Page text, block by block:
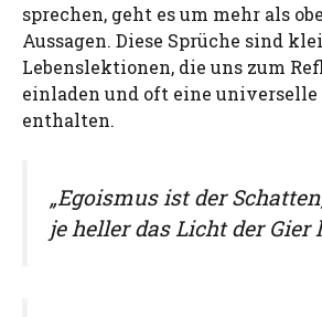
sprechen, geht es um mehr als
Aussagen. Diese Sprüche sind
Lebenslektionen, die uns zum
einladen und oft eine
enthalten.
„Egoismus ist der
je heller das Licht der Gier